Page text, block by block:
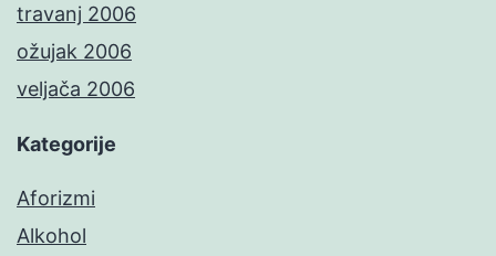
travanj 2006
ožujak 2006
veljača 2006
Kategorije
Aforizmi
Alkohol